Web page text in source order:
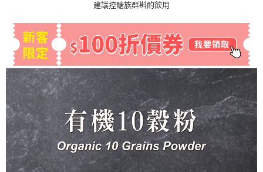
建議控醣族群斟酌飲用